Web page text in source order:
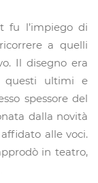
fu l’impiego di
a quelli
Il disegno era
questi ultimi e
spessore del
dalla novità
alle voci.
in teatro,